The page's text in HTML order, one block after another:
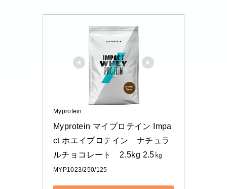
Myprotein
Myprotein マイプロテイン Impa
ct ホエイプロテイン　ナチュラ
ルチョコレート　2.5kg 2.5㎏
MYP1023/250/125